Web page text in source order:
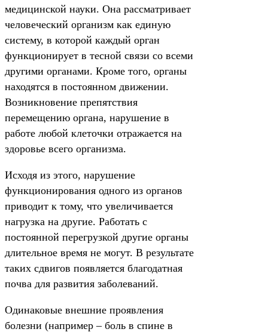
медицинской науки. Она рассматривает
человеческий организм как единую
систему, в которой каждый орган
функционирует в тесной связи со всеми
другими органами. Кроме того, органы
находятся в постоянном движении.
Возникновение препятствия
перемещению органа, нарушение в
работе любой клеточки отражается на
здоровье всего организма.
Исходя из этого, нарушение
функционирования одного из органов
приводит к тому, что увеличивается
нагрузка на другие. Работать с
постоянной перегрузкой другие органы
длительное время не могут. В результате
таких сдвигов появляется благодатная
почва для развития заболеваний.
Одинаковые внешние проявления
болезни (например – боль в спине в